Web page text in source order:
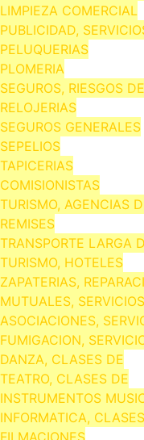
LIMPIEZA COMERCIAL
PUBLICIDAD,
PELUQUERIAS
PLOMERIA
SEGUROS, RIESGOS
RELOJERIAS
SEGUROS GENERALES
SEPELIOS
TAPICERIAS
COMISIONISTAS
TURISMO, AGENCIAS
REMISES
TRANSPORTE LARGA
TURISMO, HOTELES
ZAPATERIAS,
MUTUALES,
ASOCIACIONES,
FUMIGACION,
DANZA, CLASES DE
TEATRO, CLASES DE
INSTRUMENTOS
INFORMATICA,
FILMACIONES